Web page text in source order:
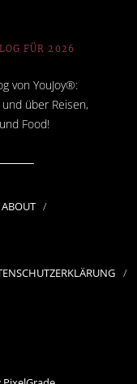
FÜR 2026
von YouJoy®:
über Reisen,
Food!
ABOUT